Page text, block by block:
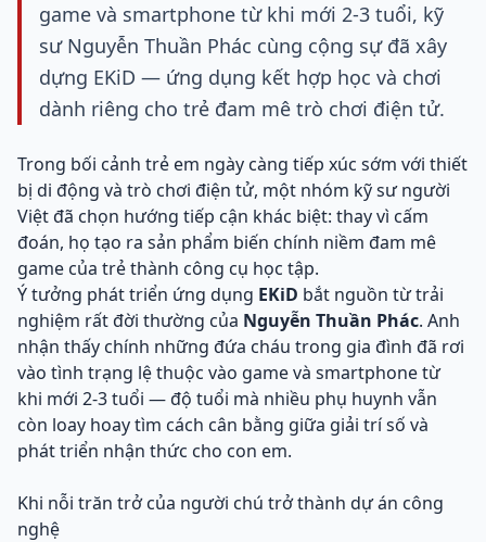
game và smartphone từ khi mới 2-3 tuổi, kỹ
sư Nguyễn Thuần Phác cùng cộng sự đã xây
dựng EKiD — ứng dụng kết hợp học và chơi
dành riêng cho trẻ đam mê trò chơi điện tử.
Trong bối cảnh trẻ em ngày càng tiếp xúc sớm với thiết
bị di động và trò chơi điện tử, một nhóm kỹ sư người
Việt đã chọn hướng tiếp cận khác biệt: thay vì cấm
đoán, họ tạo ra sản phẩm biến chính niềm đam mê
game của trẻ thành công cụ học tập.
Ý tưởng phát triển ứng dụng EKiD bắt nguồn từ trải
nghiệm rất đời thường của Nguyễn Thuần Phác. Anh
nhận thấy chính những đứa cháu trong gia đình đã rơi
vào tình trạng lệ thuộc vào game và smartphone từ
khi mới 2-3 tuổi — độ tuổi mà nhiều phụ huynh vẫn
còn loay hoay tìm cách cân bằng giữa giải trí số và
phát triển nhận thức cho con em.
Khi nỗi trăn trở của người chú trở thành dự án công
nghệ